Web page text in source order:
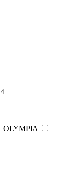
4
OLYMPIA